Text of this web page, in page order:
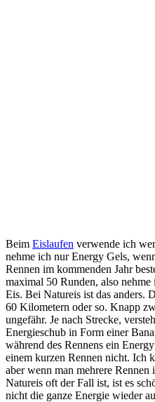
Beim Eislaufen verwende ich
nehme ich nur Energy Gels,
Rennen im kommenden Jahr
maximal 50 Runden, also
Eis. Bei Natureis ist das anders.
60 Kilometern oder so. Knapp
ungefähr. Je nach Strecke,
Energieschub in Form einer
während des Rennens ein
einem kurzen Rennen nicht. Ich
aber wenn man mehrere Rennen
Natureis oft der Fall ist, ist es
nicht die ganze Energie wieder